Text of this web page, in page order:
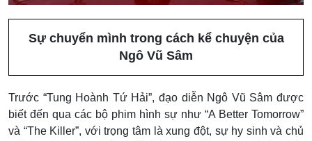
Sự chuyển mình trong cách kể chuyện của
Ngô Vũ Sâm
Trước “Tung Hoành Tứ Hải”, đạo diễn Ngô Vũ Sâm được
biết đến qua các bộ phim hình sự như “A Better Tomorrow”
và “The Killer”, với trọng tâm là xung đột, sự hy sinh và chủ